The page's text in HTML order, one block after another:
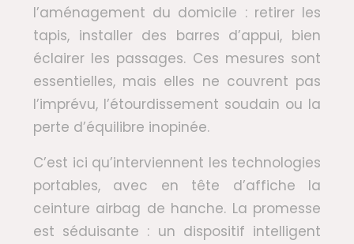
l’aménagement du domicile : retirer les
tapis, installer des barres d’appui, bien
éclairer les passages. Ces mesures sont
essentielles, mais elles ne couvrent pas
l’imprévu, l’étourdissement soudain ou la
perte d’équilibre inopinée.
C’est ici qu’interviennent les technologies
portables, avec en tête d’affiche la
ceinture airbag de hanche. La promesse
est séduisante : un dispositif intelligent